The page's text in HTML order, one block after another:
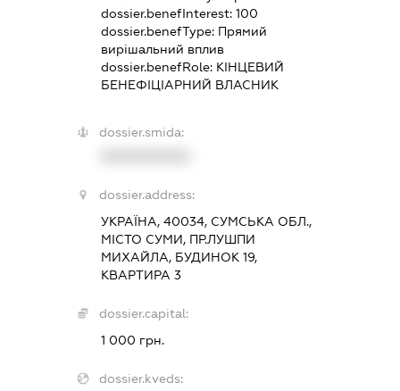
dossier.benefInterest:100
dossier.benefType: Прямий
вирішальний вплив
dossier.benefRole: КІНЦЕВИЙ
БЕНЕФІЦІАРНИЙ ВЛАСНИК
dossier.smida:
dossier.address:
УКРАЇНА, 40034, СУМСЬКА ОБЛ.,
МІСТО СУМИ, ПР.ЛУШПИ
МИХАЙЛА, БУДИНОК 19,
КВАРТИРА 3
dossier.capital:
1 000 грн.
dossier.kveds: